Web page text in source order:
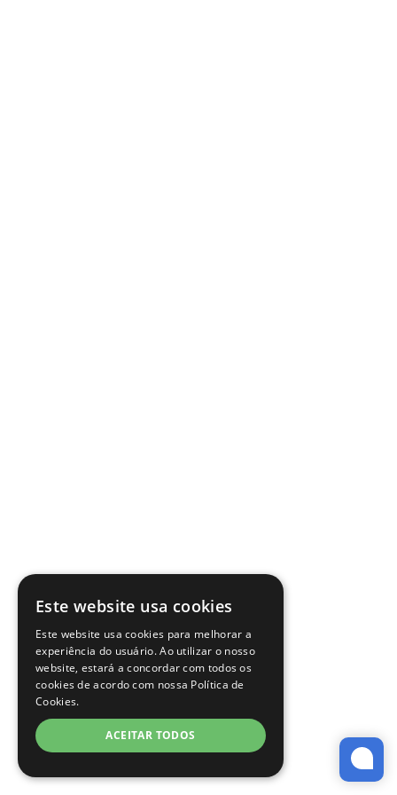
Este website usa cookies
Este website usa cookies para melhorar a
experiência do usuário. Ao utilizar o nosso
website, estará a concordar com todos os
cookies de acordo com nossa Política de
Cookies.
ACEITAR TODOS